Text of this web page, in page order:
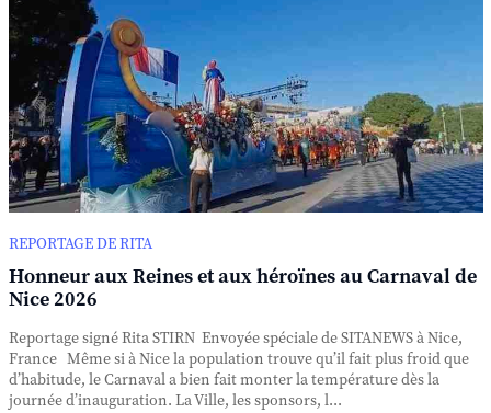
REPORTAGE DE RITA
Honneur aux Reines et aux héroïnes au Carnaval de
Nice 2026
Reportage signé Rita STIRN Envoyée spéciale de SITANEWS à Nice,
France Même si à Nice la population trouve qu’il fait plus froid que
d’habitude, le Carnaval a bien fait monter la température dès la
journée d’inauguration. La Ville, les sponsors, l...